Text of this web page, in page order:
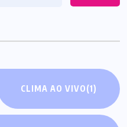
CLIMA AO VIVO(1)